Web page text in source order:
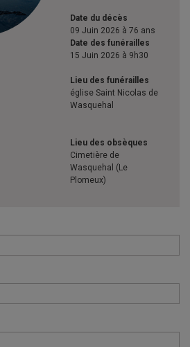
Date du décès
09 Juin 2026 à 76 ans
Date des funérailles
15 Juin 2026 à 9h30
Lieu des funérailles
église Saint Nicolas de
Wasquehal
Lieu des obsèques
Cimetière de
Wasquehal (Le
Plomeux)